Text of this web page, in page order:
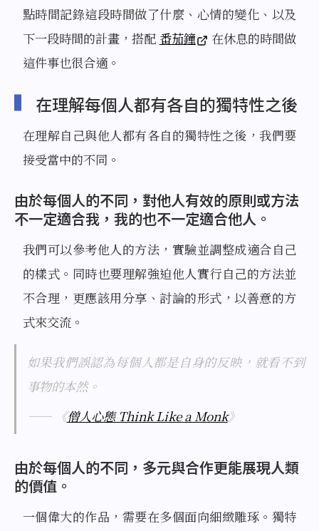
點時間記錄這段時間做了什麼、心情的變化、以及
下一段時間的計畫，搭配 番茄鐘
在休息的時間做
這件事也很合適。
在理解每個人都有各自的獨特性之後
在理解自己與他人都有各自的獨特性之後，我們要
接受當中的不同。
由於每個人的不同，對他人有效的原則或方法
不一定適合我，我的也不一定適合他人。
我們可以參考他人的方法，實驗並調整成適合自己
的樣式。同時也要理解強迫他人實行自己的方法並
不合理，更應該用分享、討論的形式，以善意的方
式來交流。
如果我們誤認為每個人都是自身的反映，就看不到
事物的本然。
—— 《僧人心態 Think Like a Monk》
由於每個人的不同，多元與合作更能展現人類
的價值。
一個偉大的作品，需要在多個面向細緻雕琢。獨特